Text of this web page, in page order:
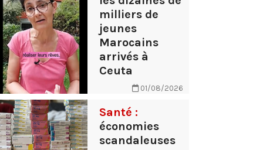
milliers de
jeunes
Marocains
arrivés à
Ceuta
01/08/2026
Santé :
économies
scandaleuses